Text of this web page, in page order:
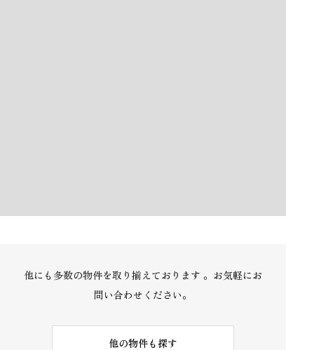
他にも多数の物件を取り揃えております 。お気軽にお
問い合わせください。
他の物件も探す